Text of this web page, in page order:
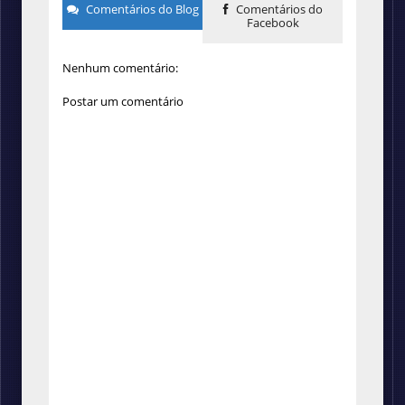
Comentários do Blog
Comentários do
Facebook
Nenhum comentário:
Postar um comentário